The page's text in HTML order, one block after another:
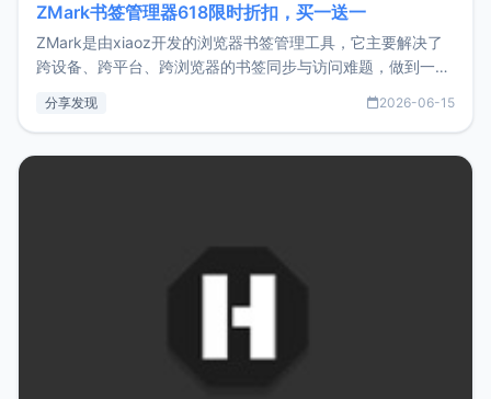
ZMark书签管理器618限时折扣，买一送一
ZMark是由xiaoz开发的浏览器书签管理工具，它主要解决了
跨设备、跨平台、跨浏览器的书签同步与访问难题，做到一处
用，让管理更高效。ZMark官网地址：
分享发现 2026-06-15